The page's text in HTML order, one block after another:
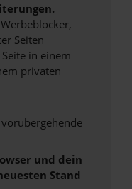
Seiten
in einem
privaten
und dein
Stand